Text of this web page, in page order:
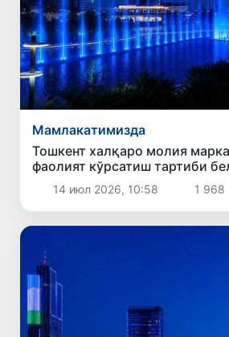
Мамлакатимизда
Тошкент халқаро молия
фаолият кўрсатиш тартиби
14 июл 2026, 10:58 1 968